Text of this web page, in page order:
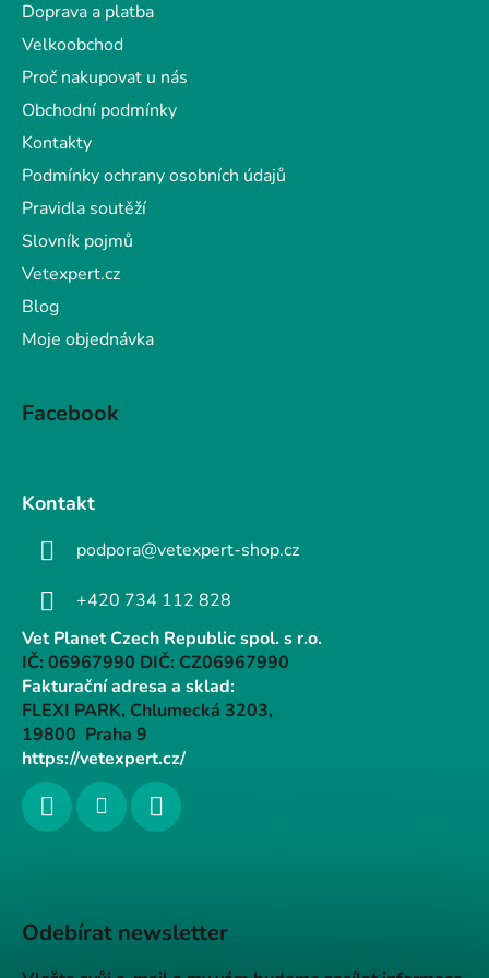
Doprava a platba
Velkoobchod
Proč nakupovat u nás
Obchodní podmínky
Kontakty
Podmínky ochrany osobních údajů
Pravidla soutěží
Slovník pojmů
Vetexpert.cz
Blog
Moje objednávka
Facebook
Kontakt
podpora@vetexpert-shop.cz
+420 734 112 828
Vet Planet Czech Republic spol. s r.o.
IČ: 06967990 DIČ: CZ06967990
Fakturační adresa a sklad:
FLEXI PARK, Chlumecká 3203,
19800 Praha 9
https://vetexpert.cz/
Odebírat newsletter